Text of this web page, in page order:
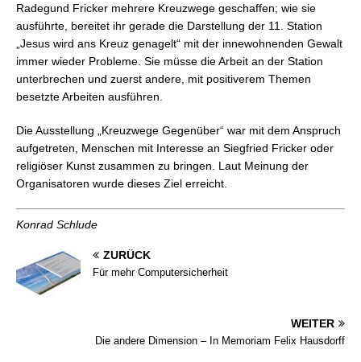
Radegund Fricker mehrere Kreuzwege geschaffen; wie sie
ausführte, bereitet ihr gerade die Darstellung der 11. Station
„Jesus wird ans Kreuz genagelt“ mit der innewohnenden Gewalt
immer wieder Probleme. Sie müsse die Arbeit an der Station
unterbrechen und zuerst andere, mit positiverem Themen
besetzte Arbeiten ausführen.
Die Ausstellung „Kreuzwege Gegenüber“ war mit dem Anspruch
aufgetreten, Menschen mit Interesse an Siegfried Fricker oder
religiöser Kunst zusammen zu bringen. Laut Meinung der
Organisatoren wurde dieses Ziel erreicht.
Konrad Schlude
ZURÜCK
Für mehr Computersicherheit
WEITER
Die andere Dimension – In Memoriam Felix Hausdorff